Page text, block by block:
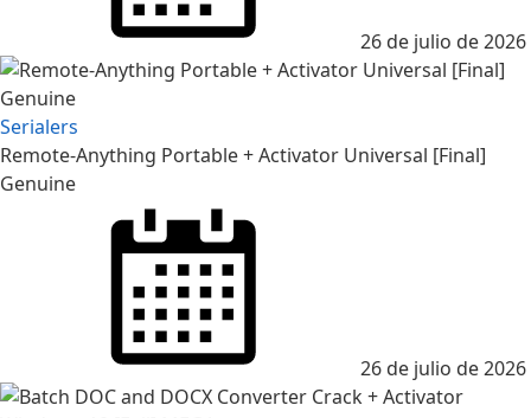
26 de julio de 2026
Serialers
Remote-Anything Portable + Activator Universal [Final]
Genuine
26 de julio de 2026